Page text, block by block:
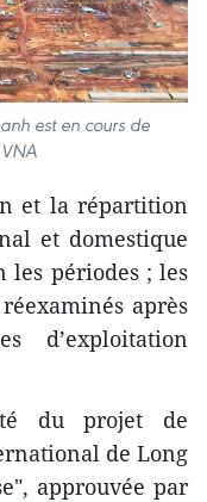
est en cours de
et la répartition
et domestique
les périodes ; les
après
d’exploitation
du projet de
de Long
approuvée par